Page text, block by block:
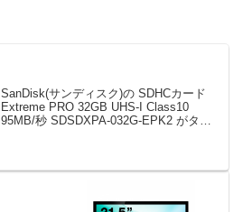
SanDisk(サンディスク)の SDHCカード
Extreme PRO 32GB UHS-I Class10
95MB/秒 SDSDXPA-032G-EPK2 がタイ